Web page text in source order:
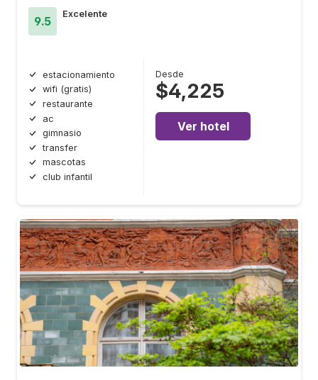
9.5
Excelente
estacionamiento
wifi (gratis)
restaurante
ac
gimnasio
transfer
mascotas
club infantil
Desde
$4,225
Ver hotel